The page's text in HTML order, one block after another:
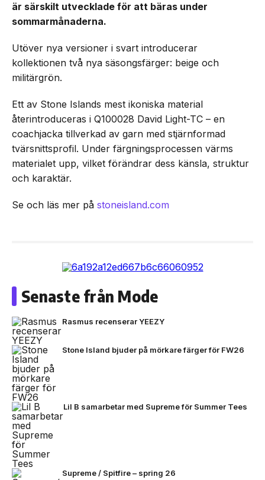
är särskilt utvecklade för att bäras under
sommarmånaderna.
Utöver nya versioner i svart introducerar
kollektionen två nya säsongsfärger: beige och
militärgrön.
Ett av Stone Islands mest ikoniska material
återintroduceras i Q100028 David Light-TC – en
coachjacka tillverkad av garn med stjärnformad
tvärsnittsprofil. Under färgningsprocessen värms
materialet upp, vilket förändrar dess känsla, struktur
och karaktär.
Se och läs mer på stoneisland.com
Senaste från Mode
Rasmus recenserar YEEZY
Stone Island bjuder på mörkare färger för FW26
Lil B samarbetar med Supreme för Summer Tees
Supreme / Spitfire – spring 26